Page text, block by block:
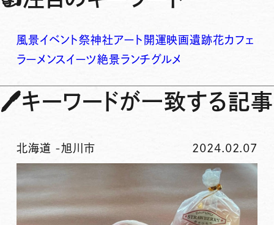
風景イベント祭神社アート 開運映画遺跡花カフェ
ラーメンスイーツ絶景ランチグルメ
🖊キーワードが一致する記事
北海道 -旭川市 2024.02.07